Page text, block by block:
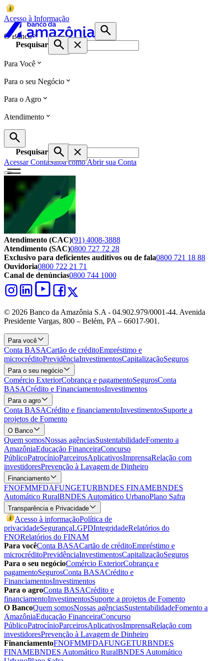
Acesso à Informação
O Banco
Pesquisar
Para Você
Para o seu Negócio
Para o Agro
Atendimento
Pesquisar
Acessar ContaSaiba como Abrir sua Conta
Atendimento (CAC)(91) 4008-3888
Atendimento (SAC)0800 727 72 28
Exclusivo para deficientes auditivos ou de fala0800 721 18 88
Ouvidoria0800 722 21 71
Canal de denúncias0800 744 1000
© 2026 Banco da Amazônia S.A - 04.902.979/0001‐44. Avenida
Presidente Vargas, 800 – Belém, PA – 66017-901.
Para você
Conta BASACartão de créditoEmpréstimo e
microcréditoPrevidênciaInvestimentosCapitalizaçãoSeguros
Para o seu negócio
Comércio ExteriorCobrança e pagamentoSegurosConta
BASACrédito e FinanciamentosInvestimentos
Para o agro
Conta BASACrédito e financiamentoInvestimentosSuporte a
projetos de Fomento
O Banco
Quem somosNossas agênciasSustentabilidadeFomento a
AmazôniaEducação FinanceiraConcurso
PúblicoPatrocínioParceirosAplicativosImprensaRelação com
investidoresPrevenção à Lavagem de Dinheiro
Financiamento
FNOFMMFDAFUNGETURBNDES FINAMEBNDES
Automático RuralBNDES Automático UrbanoPlano Safra
Transparência e Privacidade
Acesso à informaçãoPolítica de
privacidadeSegurançaLGPDIntegridadeRelatórios do
FNORelatórios do FINAM
Para vocêConta BASACartão de créditoEmpréstimo e
microcréditoPrevidênciaInvestimentosCapitalizaçãoSeguros
Para o seu negócioComércio ExteriorCobrança e
pagamentoSegurosConta BASACrédito e
FinanciamentosInvestimentos
Para o agroConta BASACrédito e
financiamentoInvestimentosSuporte a projetos de Fomento
O BancoQuem somosNossas agênciasSustentabilidadeFomento a
AmazôniaEducação FinanceiraConcurso
PúblicoPatrocínioParceirosAplicativosImprensaRelação com
investidoresPrevenção à Lavagem de Dinheiro
FinanciamentoFNOFMMFDAFUNGETURBNDES
FINAMEBNDES Automático RuralBNDES Automático